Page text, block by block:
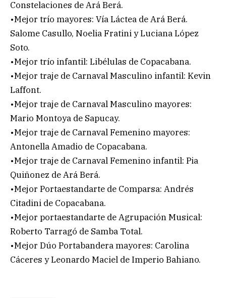
Constelaciones de Ará Berá.
•Mejor trío mayores: Vía Láctea de Ará Berá.
Salome Casullo, Noelia Fratini y Luciana López
Soto.
•Mejor trío infantil: Libélulas de Copacabana.
•Mejor traje de Carnaval Masculino infantil: Kevin
Laffont.
•Mejor traje de Carnaval Masculino mayores:
Mario Montoya de Sapucay.
•Mejor traje de Carnaval Femenino mayores:
Antonella Amadio de Copacabana.
•Mejor traje de Carnaval Femenino infantil: Pia
Quiñonez de Ará Berá.
•Mejor Portaestandarte de Comparsa: Andrés
Citadini de Copacabana.
•Mejor portaestandarte de Agrupación Musical:
Roberto Tarragó de Samba Total.
•Mejor Dúo Portabandera mayores: Carolina
Cáceres y Leonardo Maciel de Imperio Bahiano.